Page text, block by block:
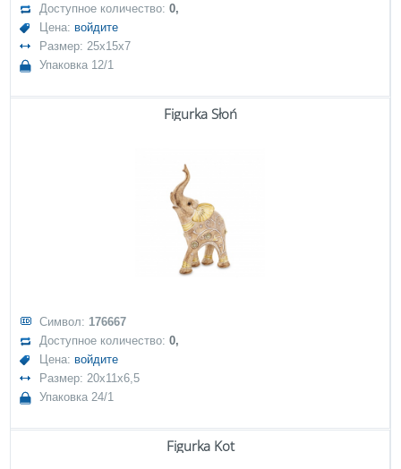
Доступное количество:0,
Цена: войдите
Размер: 25x15x7
Упаковка 12/1
Figurka Słoń
Символ: 176667
Доступное количество:0,
Цена: войдите
Размер: 20x11x6,5
Упаковка 24/1
Figurka Kot